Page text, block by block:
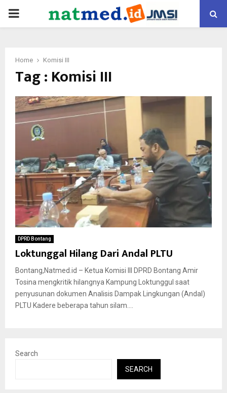
PRIMARY
Home Komisi III
Tag : Komisi III
DPRD Bontang
Loktunggal Hilang Dari Andal PLTU
Bontang,Natmed.id – Ketua Komisi III DPRD Bontang Amir
Tosina mengkritik hilangnya Kampung Loktunggul saat
penyusunan dokumen Analisis Dampak Lingkungan (Andal)
PLTU Kadere beberapa tahun silam....
Search
SEARCH